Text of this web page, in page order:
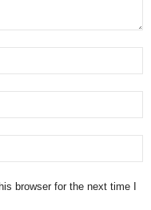
browser for the next time I